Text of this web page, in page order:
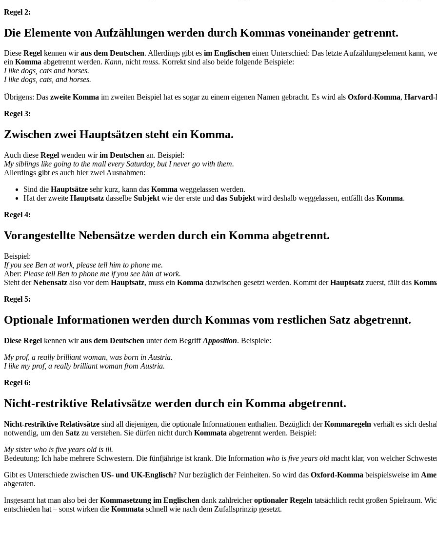
Regel 2:
Die Elemente von Aufzählungen werden durch Kommas voneinander getrennt.
Diese Regel kennen wiraus dem Deutschen. Allerdings gibt es im Englischen einen Unterschied: Das letzte Aufzählungselement kann,
ein Komma abgetrennt werden. Kann, nichtmuss. Korrekt sind also beide folgende Beispiele:
I like dogs, cats and horses.
I like dogs, cats, and horses.
Übrigens: Das zweite Komma im zweiten Beispiel hat es sogar zu einem eigenen Namen gebracht. Es wird als Oxford-Komma, Harvard-
Regel 3:
Zwischen zwei Hauptsätzen steht ein Komma.
Auch diese Regel wenden wirim Deutschen an. Beispiel:
My siblings like going to the mall every Saturday, but I never go with them.
Allerdings gibt es auch hier zwei Ausnahmen:
Sind die Hauptsätze sehr kurz, kann das Komma weggelassen werden.
Hat der zweite Hauptsatz dasselbe Subjekt wie der erste und das Subjekt wird deshalb weggelassen, entfällt das Komma.
Regel 4:
Vorangestellte Nebensätze werden durch ein Komma abgetrennt.
Beispiel:
If you see Ben at work, please tell him to phone me.
Aber: Please tell Ben to phone me if you see him at work.
Steht derNebensatz also vor dem Hauptsatz, muss ein Komma dazwischen gesetzt werden. Kommt derHauptsatz zuerst, fällt das
Regel 5:
Optionale Informationen werden durch Kommas vom restlichen Satz abgetrennt.
Diese Regel kennen wiraus dem Deutschen unter dem BegriffApposition. Beispiele:
My prof, a really brilliant woman, was born in Austria.
I like my prof, a really brilliant woman from Austria.
Regel 6:
Nicht-restriktive Relativsätze werden durch ein Komma abgetrennt.
Nicht-restriktive Relativsätze sind all diejenigen, die optionale Informationen enthalten. Bezüglich derKommaregeln verhält es sich
notwendig, um den Satz zu verstehen. Sie dürfen nicht durch Kommata abgetrennt werden. Beispiel:
My sister who is five years old is ill.
Bedeutung: Ich habe mehrere Schwestern. Die fünfjährige ist krank. Die Information who is five years old macht klar, von welcher
Gibt es Unterschiede zwischen US- und UK-Englisch? Nur bezüglich der Feinheiten. So wird das Oxford-Komma beispielsweise im
abgeraten.
Insgesamt hat man also bei derKommasetzung im Englischen dank zahlreicheroptionaler Regeln tatsächlich recht großen Spielraum.
entschieden hat – sonst wirken die Kommata schnell wie nach dem Zufallsprinzip gesetzt.